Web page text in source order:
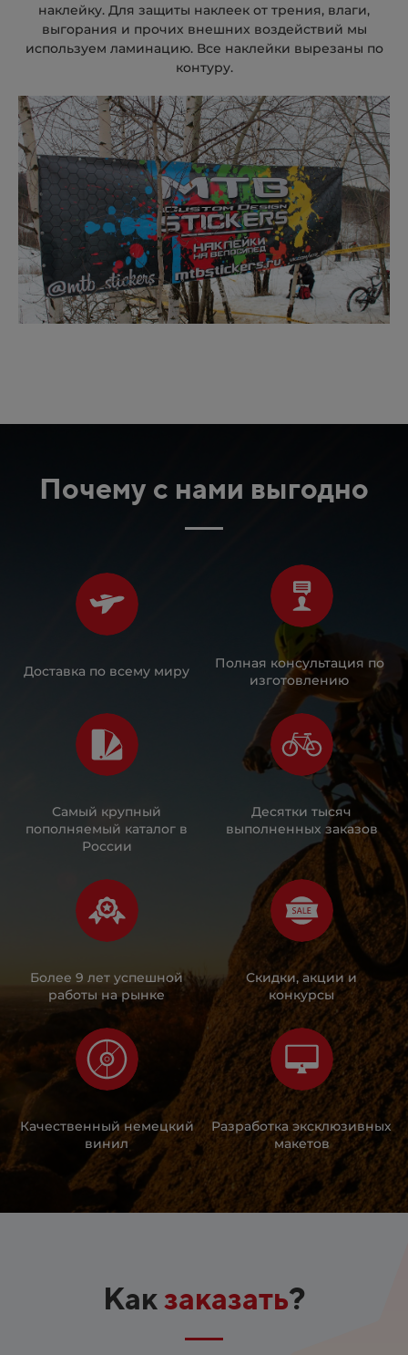
наклейку. Для защиты наклеек от трения, влаги,
выгорания и прочих внешних воздействий мы
используем ламинацию. Все наклейки вырезаны по
контуру.
Почему с нами выгодно
Доставка по всему миру
Полная консультация по
изготовлению
Самый крупный
пополняемый каталог в
России
Десятки тысяч
выполненных заказов
Более 9 лет успешной
работы на рынке
Скидки, акции и
конкурсы
Качественный немецкий
винил
Разработка эксклюзивных
макетов
Какзаказать?